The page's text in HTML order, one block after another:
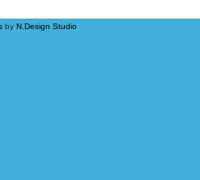
by N.Design Studio